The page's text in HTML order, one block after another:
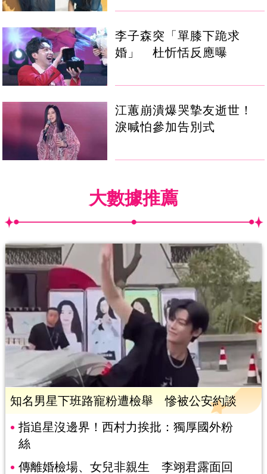
李子森突「單膝下跪求
婚」 杜忻恬反應曝
江蕙崩潰爆哭摯友逝世！
淚喊怕參加告別式
大數據推薦
知名男星下班路寵粉遭檢舉 慘被公安約談
指追星沒邊界！西村力挨批：獨厚國外粉
絲
傳離婚檢場、女兒非親生 李翊君露面回